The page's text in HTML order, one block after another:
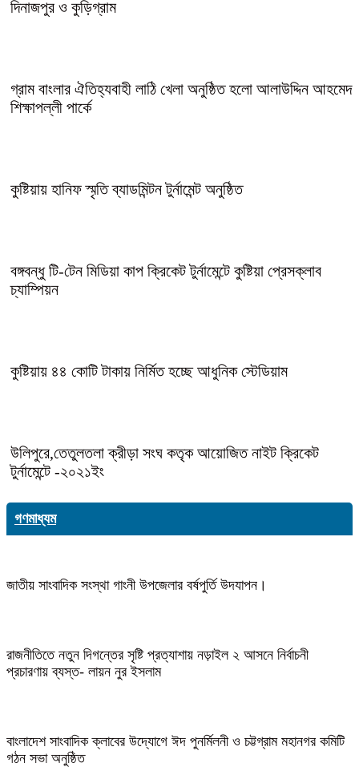
দিনাজপুর ও কুড়িগ্রাম
গ্রাম বাংলার ঐতিহ্যবাহী লাঠি খেলা অনুষ্ঠিত হলো আলাউদ্দিন আহমেদ
শিক্ষাপল্লী পার্কে
কুষ্টিয়ায় হানিফ স্মৃতি ব্যাডমিন্টন টুর্নামেন্ট অনুষ্ঠিত
বঙ্গবন্ধু টি-টেন মিডিয়া কাপ ক্রিকেট টুর্নামেন্টে কুষ্টিয়া প্রেসক্লাব
চ্যাম্পিয়ন
কুষ্টিয়ায় ৪৪ কোটি টাকায় নির্মিত হচ্ছে আধুনিক স্টেডিয়াম
উলিপুরে,তেতুলতলা ক্রীড়া সংঘ কতৃক আয়োজিত নাইট ক্রিকেট
টুর্নামেন্টে -২০২১ইং
গণমাধ্যম
জাতীয় সাংবাদিক সংস্থা গাংনী উপজেলার বর্ষপুর্তি উদযাপন।
রাজনীতিতে নতুন দিগন্তের সৃষ্টি প্রত্যাশায় নড়াইল ২ আসনে নির্বাচনী
প্রচারণায় ব্যস্ত- লায়ন নুর ইসলাম
বাংলাদেশ সাংবাদিক ক্লাবের উদ্যোগে ঈদ পুনর্মিলনী ও চট্টগ্রাম মহানগর কমিটি
গঠন সভা অনুষ্ঠিত